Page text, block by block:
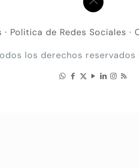
· Politica de Redes Sociales ·
los derechos reservados